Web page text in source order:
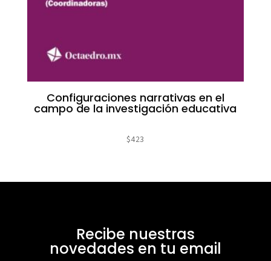
Configuraciones narrativas en el
campo de la investigación educativa
$423
Recibe nuestras
novedades en tu email